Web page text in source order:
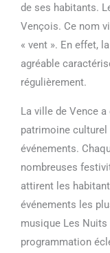
de ses habitants.
Vençois. Ce nom
« vent ». En effet,
agréable
régulièrement.
La ville de Vence
patrimoine
événements.
nombreuses
attirent les
événements les
musique Les Nuits
programmation